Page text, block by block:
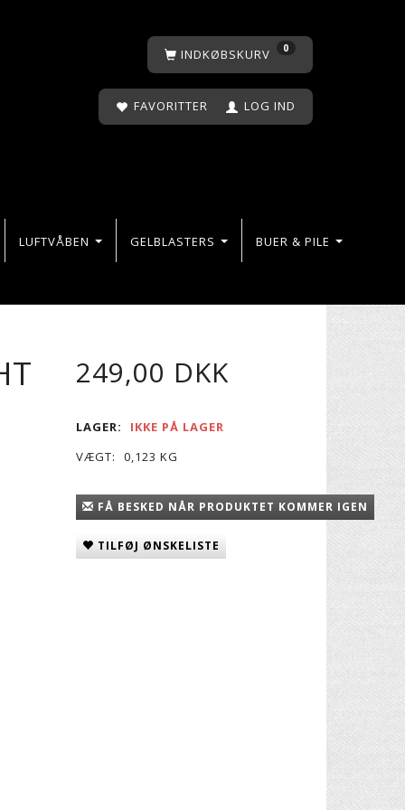
INDKØBSKURV 0
FAVORITTER LOG IND
LUFTVÅBEN GELBLASTERS BUER & PILE
249,00 DKK
LAGER:
IKKE PÅ LAGER
VÆGT:
0,123 KG
FÅ BESKED NÅR PRODUKTET KOMMER IGEN
TILFØJ ØNSKELISTE